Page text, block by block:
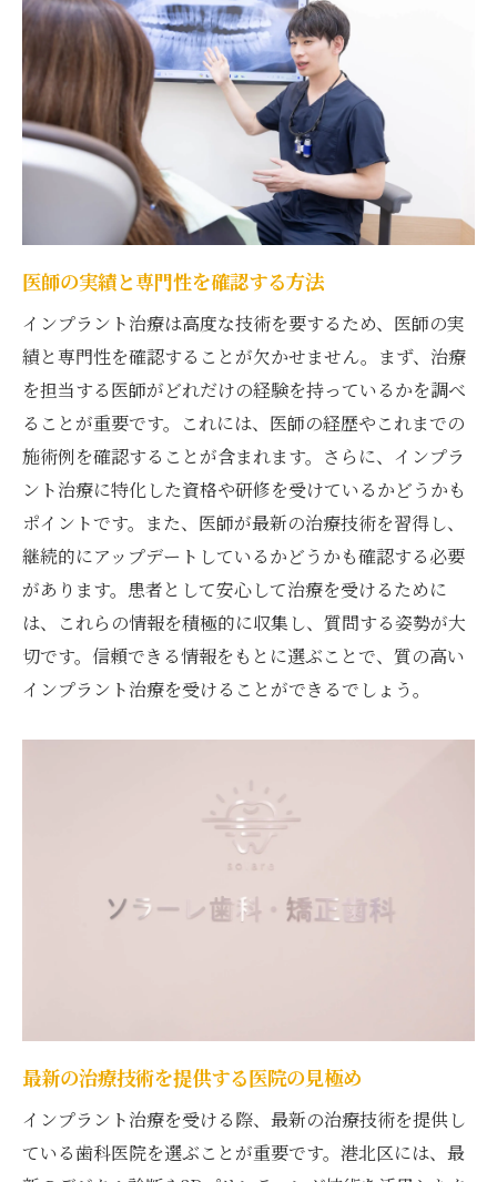
地域密着型クリニックで安心してインプラント
治療を受ける方法
地域密着型の特長を理解する
常に患者目線での親身な対応
長期的なフォローアップを重視
地域の健康イベントへの参加
患者の声を反映したサービス改善
安心のネットワークを活用する
インプラント治療で信頼できる港北区の歯科医
院の見つけ方
信頼できる情報源を活用する
医院の実績と歴史を調査する
医師の資格と専門性を確認
患者レビューを基に選ぶ
初回相談で医院の雰囲気を把握
地域内での評判を調査する
港北区でインプラントを検討する際の安心の歯
科医院選び
医院の雰囲気と施設環境を確認
設備と技術の最新性をチェック
定期的なメンテナンスの重要性
インプラント治療を最適に行うために港北区で
治療に関わる法的・保険的知識
医院選びの際の重要な基準
成功事例を参考にした治療計画
医師の実績と専門性を確認する方法
インプラント治療は高度な技術を要するため、医師の実
績と専門性を確認することが欠かせません。まず、治療
を担当する医師がどれだけの経験を持っているかを調べ
ることが重要です。これには、医師の経歴やこれまでの
施術例を確認することが含まれます。さらに、インプラ
ント治療に特化した資格や研修を受けているかどうかも
ポイントです。また、医師が最新の治療技術を習得し、
継続的にアップデートしているかどうかも確認する必要
があります。患者として安心して治療を受けるために
は、これらの情報を積極的に収集し、質問する姿勢が大
切です。信頼できる情報をもとに選ぶことで、質の高い
インプラント治療を受けることができるでしょう。
最新の治療技術を提供する医院の見極め
インプラント治療を受ける際、最新の治療技術を提供し
ている歯科医院を選ぶことが重要です。港北区には、最